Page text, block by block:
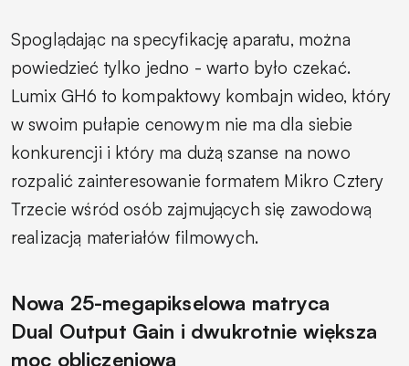
Spoglądając na specyfikację aparatu, można
powiedzieć tylko jedno - warto było czekać.
Lumix GH6 to kompaktowy kombajn wideo, który
w swoim pułapie cenowym nie ma dla siebie
konkurencji i który ma dużą szanse na nowo
rozpalić zainteresowanie formatem Mikro Cztery
Trzecie wśród osób zajmujących się zawodową
realizacją materiałów filmowych.
Nowa 25-megapikselowa matryca
Dual Output Gain i dwukrotnie większa
moc obliczeniowa